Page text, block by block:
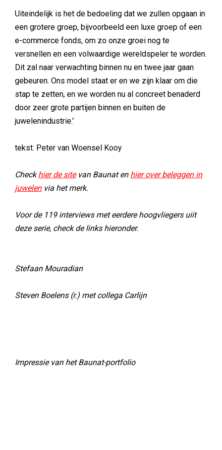
Uiteindelijk is het de bedoeling dat we zullen opgaan in
een grotere groep, bijvoorbeeld een luxe groep of een
e-commerce fonds, om zo onze groei nog te
versnellen en een volwaardige wereldspeler te worden.
Dit zal naar verwachting binnen nu en twee jaar gaan
gebeuren. Ons model staat er en we zijn klaar om die
stap te zetten, en we worden nu al concreet benaderd
door zeer grote partijen binnen en buiten de
juwelenindustrie.'
tekst: Peter van Woensel Kooy
Checkhier de sitevan Baunat en hier over beleggen in
juwelenvia het merk.
Voor de 119 interviews met eerdere hoogvliegers uiit
deze serie, check de links hieronder.
Stefaan Mouradian
Steven Boelens (r.) met collega Carlijn
Impressie van het Baunat-portfolio